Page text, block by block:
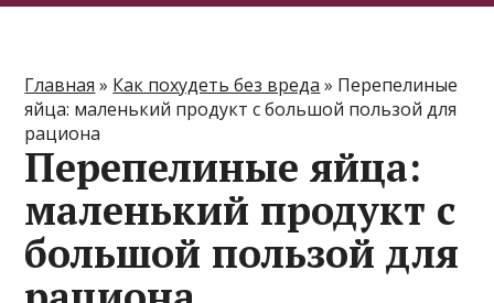
Главная » Как похудеть без вреда » Перепелиные
яйца: маленький продукт с большой пользой для
рациона
Перепелиные яйца:
маленький продукт с
большой пользой для